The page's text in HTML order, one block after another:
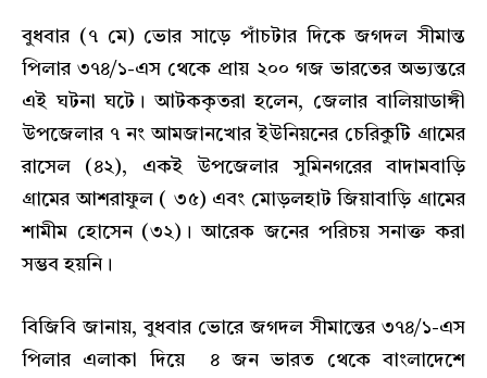
বুধবার (৭ মে) ভোর সাড়ে পাঁচটার দিকে জগদল সীমান্ত
পিলার ৩৭৪/১-এস থেকে প্রায় ২০০ গজ ভারতের অভ্যন্তরে
এই ঘটনা ঘটে। আটককৃতরা হলেন, জেলার বালিয়াডাঙ্গী
উপজেলার ৭ নং আমজানখোর ইউনিয়নের চেরিকুটি গ্রামের
রাসেল (৪২), একই উপজেলার সুমিনগরের বাদামবাড়ি
গ্রামের আশরাফুল ( ৩৫) এবং মোড়লহাট জিয়াবাড়ি গ্রামের
শামীম হোসেন (৩২)। আরেক জনের পরিচয় সনাক্ত করা
সম্ভব হয়নি।
বিজিবি জানায়, বুধবার ভোরে জগদল সীমান্তের ৩৭৪/১-এস
পিলার এলাকা দিয়ে ৪ জন ভারত থেকে বাংলাদেশে